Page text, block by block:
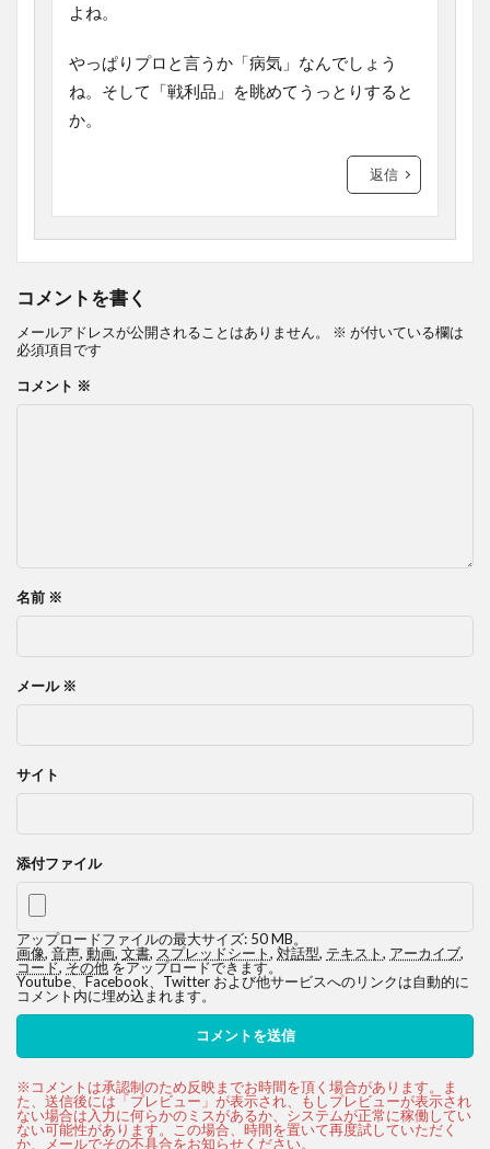
よね。
やっぱりプロと言うか「病気」なんでしょう
ね。そして「戦利品」を眺めてうっとりすると
か。
返信
コメントを書く
メールアドレスが公開されることはありません。 ※ が付いている欄は
必須項目です
コメント ※
名前 ※
メール ※
サイト
添付ファイル
アップロードファイルの最大サイズ: 50 MB。
画像, 音声, 動画, 文書, スプレッドシート, 対話型, テキスト, アーカイブ,
コード,その他をアップロードできます。
Youtube、Facebook、Twitter および他サービスへのリンクは自動的に
コメント内に埋め込まれます。